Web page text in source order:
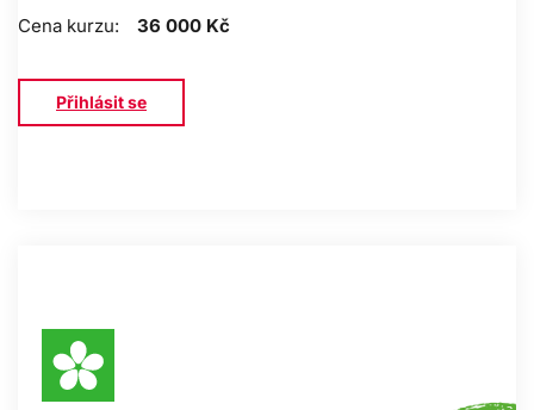
Cena kurzu:
36 000 Kč
Přihlásit se